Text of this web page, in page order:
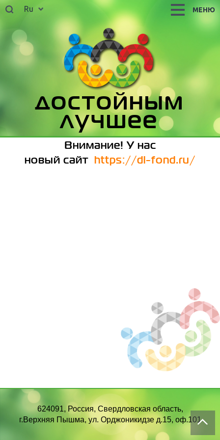
Ru МЕНЮ
достойным
лучшее
Внимание! У нас
новый сайт https://dl-fond.ru/
624091, Россия, Свердловская область,
г.Верхняя Пышма, ул. Орджоникидзе д.15, оф.101